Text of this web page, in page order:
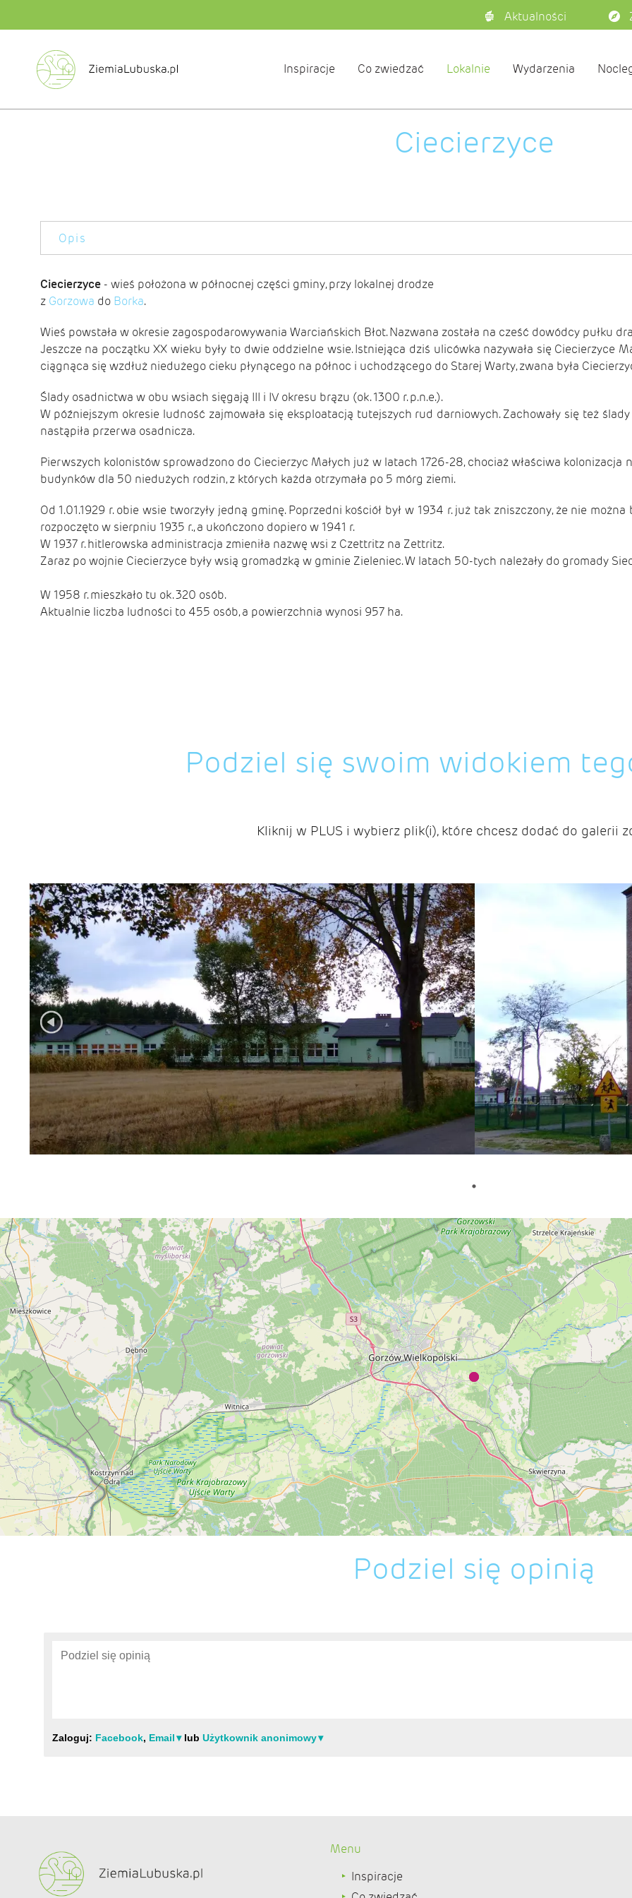
Aktualności
Inspiracje Co zwiedzać Lokalnie Wydarzenia
Ciecierzyce
Opis
Ciecierzyce- wieś położona w północnej części gminy, przy lokalnej drodze
z Gorzowa do Borka.
Wieś powstała w okresie zagospodarowywania Warciańskich Błot. Nazwana została na cześć dowódcy pułku
Jeszcze na początku XX wieku były to dwie oddzielne wsie. Istniejąca dziś ulicówka nazywała się Ciecierzyce
ciągnąca się wzdłuż niedużego cieku płynącego na północ i uchodzącego do Starej Warty, zwana była
Ślady osadnictwa w obu wsiach sięgają III i IV okresu brązu (ok. 1300 r. p.n.e.).
W późniejszym okresie ludność zajmowała się eksploatacją tutejszych rud darniowych. Zachowały się też
nastąpiła przerwa osadnicza.
Pierwszych kolonistów sprowadzono do Ciecierzyc Małych już w latach 1726-28, chociaż właściwa kolonizacja
budynków dla 50 niedużych rodzin, z których każda otrzymała po 5 mórg ziemi.
Od 1.01.1929 r. obie wsie tworzyły jedną gminę. Poprzedni kościół był w 1934 r. już tak zniszczony, że nie
rozpoczęto w sierpniu 1935 r., a ukończono dopiero w 1941 r.
W 1937 r. hitlerowska administracja zmieniła nazwę wsi z Czettritz na Zettritz.
Zaraz po wojnie Ciecierzyce były wsią gromadzką w gminie Zieleniec. W latach 50-tych należały do gromady
W 1958 r. mieszkało tu ok. 320 osób.
Aktualnie liczba ludności to 455 osób, a powierzchnia wynosi 957 ha.
Podziel się swoim widokiem
Kliknij w PLUS i wybierz plik(i), które chcesz dodać do galerii
Podziel się opinią
Menu
Inspiracje